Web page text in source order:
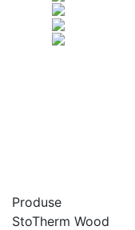
Produse
StoTherm Wood